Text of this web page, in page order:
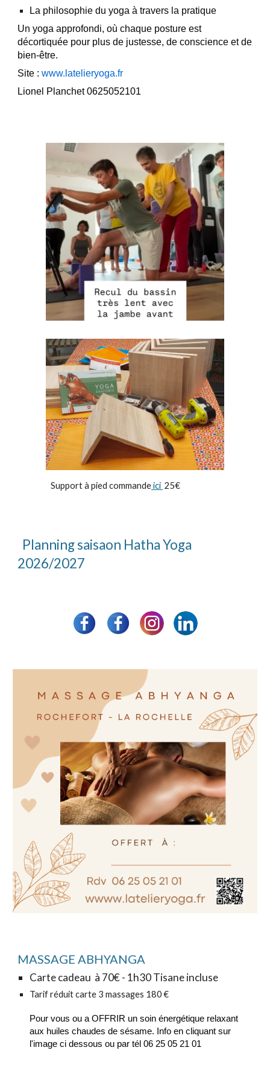
La philosophie du yoga à travers la pratique
Un yoga approfondi, où chaque posture est
décortiquée pour plus de justesse, de conscience et de
bien-être.
Site : www.latelieryoga.fr
Lionel Planchet 0625052101
Support à pied commandeici 25€
Planningsaisaon Hatha Yoga
2026/2027
MASSAGE ABHYANGA
Carte cadeau à 70€ - 1h30 Tisane incluse
Tarif réduit carte 3 massages 180 €
Pour vous ou a OFFRIR un soin énergétique relaxant
aux huiles chaudes de sésame. Info en cliquant sur
l'image ci dessous ou par tél 06 25 05 21 01